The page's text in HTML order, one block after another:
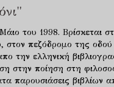
του 1998. Βρίσκεται
στον πεζόδρομο της
την ελληνική
στην ποίηση στη
παρουσιάσεις βιβλίων